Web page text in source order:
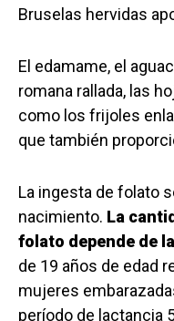
Bruselas hervidas
El edamame, el
romana rallada, las
como los frijoles
que también
La ingesta de folato
nacimiento. La
folato depende de
de 19 años de edad
mujeres
período de lactancia